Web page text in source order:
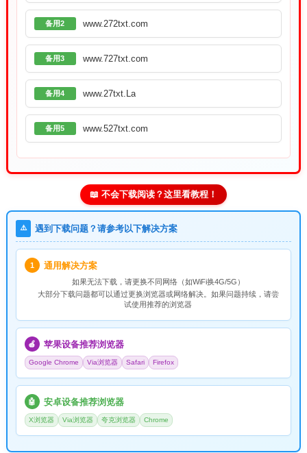
备用2 www.272txt.com
备用3 www.727txt.com
备用4 www.27txt.La
备用5 www.527txt.com
📖 不会下载阅读？这里看教程！
⚠️ 遇到下载问题？请参考以下解决方案
1 通用解决方案
如果无法下载，请更换不同网络（如WiFi换4G/5G）
大部分下载问题都可以通过更换浏览器或网络解决。如果问题持续，请尝
试使用推荐的浏览器
🍎 苹果设备推荐浏览器
Google Chrome Via浏览器 Safari Firefox
🤖 安卓设备推荐浏览器
X浏览器 Via浏览器 夸克浏览器 Chrome